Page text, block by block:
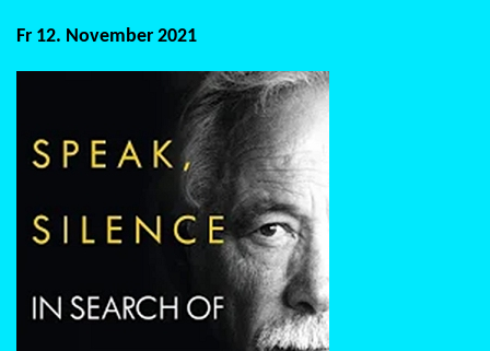
Fr 12. November 2021